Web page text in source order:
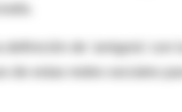
de 'amigo/a' con
de estas redes sociales